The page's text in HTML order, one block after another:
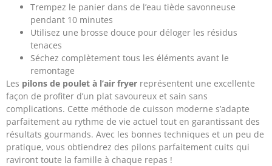
Trempez le panier dans de l’eau tiède savonneuse
pendant 10 minutes
Utilisez une brosse douce pour déloger les résidus
tenaces
Séchez complètement tous les éléments avant le
remontage
Les pilons de poulet à l’air fryer représentent une excellente
façon de profiter d’un plat savoureux et sain sans
complications. Cette méthode de cuisson moderne s’adapte
parfaitement au rythme de vie actuel tout en garantissant des
résultats gourmands. Avec les bonnes techniques et un peu de
pratique, vous obtiendrez des pilons parfaitement cuits qui
raviront toute la famille à chaque repas !